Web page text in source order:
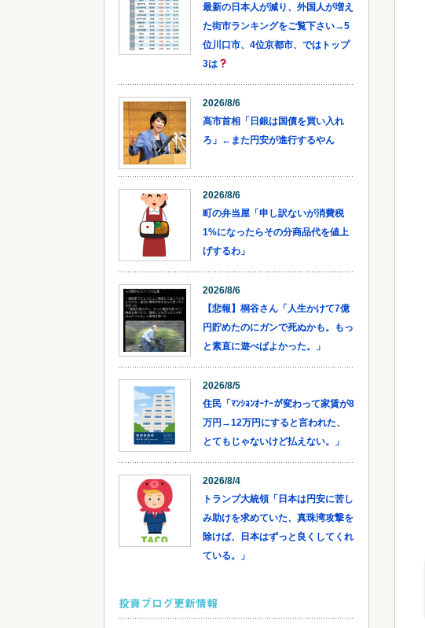
最新の日本人が減り、外国人が増え
た街市ランキングをご覧下さい→5
位川口市、4位京都市、ではトップ
3は
2026/8/6
高市首相「日銀は国債を買い入れ
ろ」←また円安が進行するやん
2026/8/6
町の弁当屋「申し訳ないが消費税
1%になったらその分商品代を値上
げするわ」
2026/8/6
【悲報】桐谷さん「人生かけて7億
円貯めたのにガンで死ぬかも。もっ
と素直に遊べばよかった。」
2026/8/5
住民「ﾏﾝｼｮﾝｵｰﾅｰが変わって家賃が8
万円→12万円にすると言われた、
とてもじゃないけど払えない。」
2026/8/4
トランプ大統領「日本は円安に苦し
み助けを求めていた、真珠湾攻撃を
除けば、日本はずっと良くしてくれ
ている。」
投資ブログ更新情報